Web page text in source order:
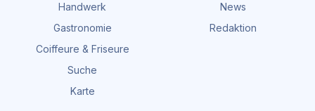
Handwerk
Gastronomie
Coiffeure & Friseure
Suche
Karte
News
Redaktion